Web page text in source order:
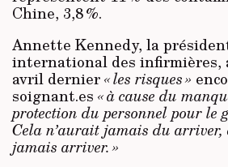
Chine, 3,8 %.
Annette Kennedy, la
international des infirmières,
avril dernier« les risques »
soignant.es « à cause du
protection du personnel pour le
Cela n’aurait jamais du arriver,
jamais arriver. »